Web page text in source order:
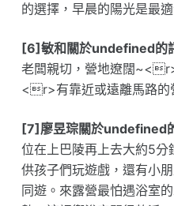
的選擇，早晨的陽光是最
[6]敏和關於undefined的
老闆親切，營地遼闊
<r>有靠近或遠離馬路的
[7]廖昱琮關於undefined
位在上巴陵再上去大約5分
供孩子們玩遊戲，還有小
同遊。來露營最怕遇浴室